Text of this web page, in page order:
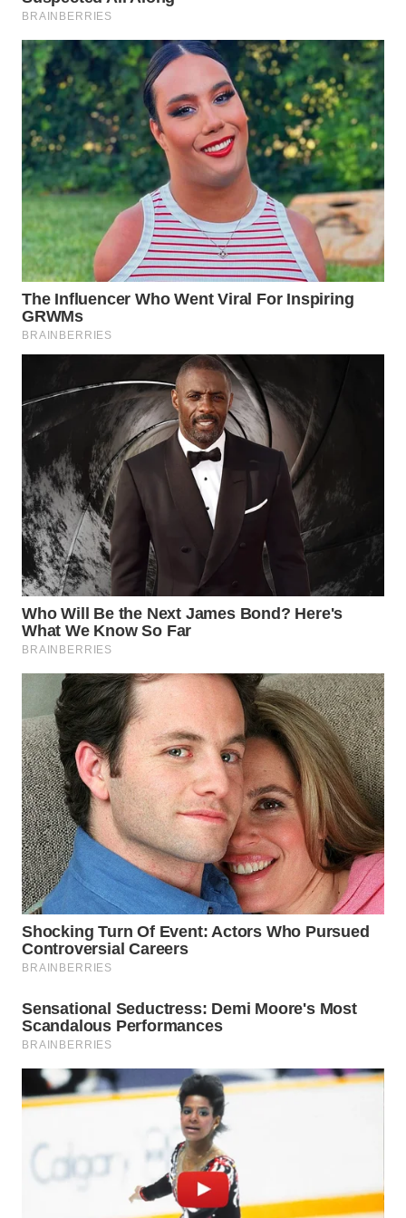
TENGAH
WN DELI
SERDANG
WN
TEBING
TINGGI
WN
PAKPAK
WN
KARAWANG
WN
BOGOR
WN
DEPOK
WN
TAPANULI
UTARA
WN
SAMOSIR
WN
PADANG
LAWAS
WN
SUMEDANG
WN
CIANJUR
WN
KEPULAUAN
SERIBU
WN
TANGERANG
WN
BINJAI
CIREBON